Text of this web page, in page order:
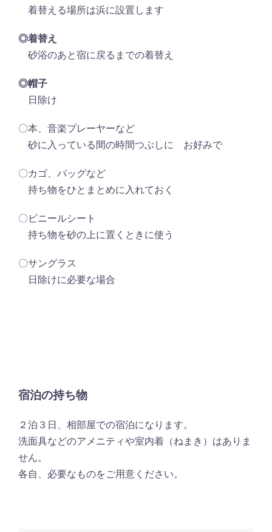
着替える場所は浜に設置します
◎着替え
砂浴のあと宿に戻るまでの着替え
◎帽子
日除け
〇本、音楽プレーヤーなど
砂に入っている間の時間つぶしに お好みで
〇カゴ、バッグなど
持ち物をひとまとめに入れておく
〇ビニールシート
持ち物を砂の上に置くときに使う
〇サングラス
日除けに必要な場合
宿泊の持ち物
２泊３日、相部屋での宿泊になります。
洗面具などのアメニティや室内着（ねまき）はありま
せん。
各自、必要なものをご用意ください。